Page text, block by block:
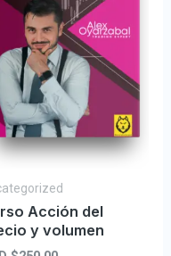
Acción del
y volumen